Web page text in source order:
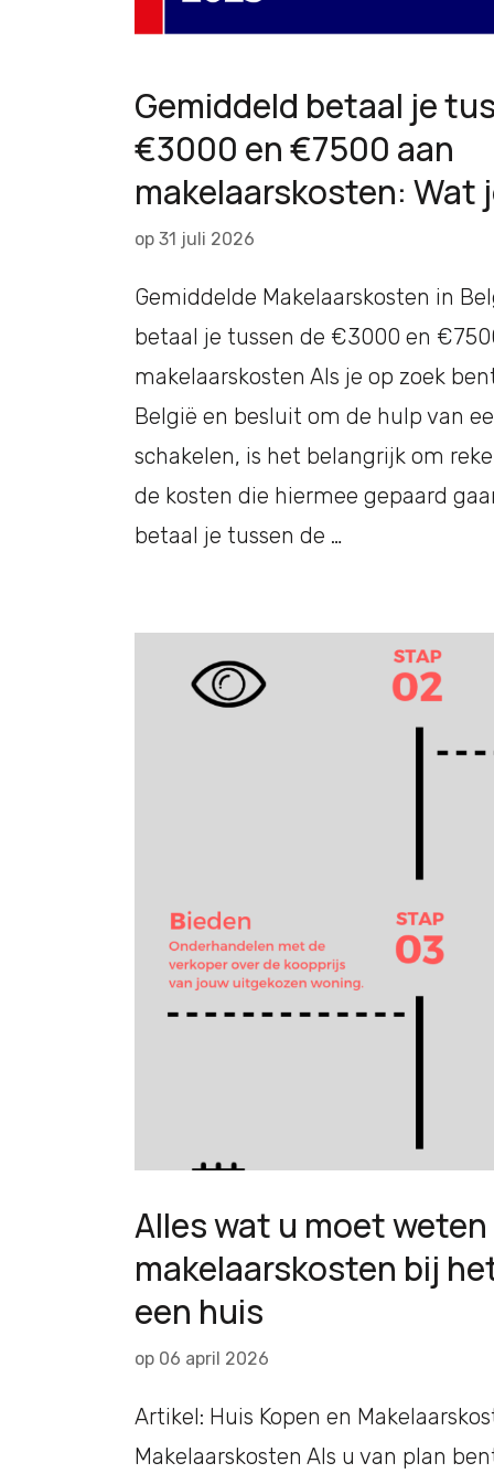
Gemiddeld betaal je
€3000 en €7500 aan
makelaarskosten: Wat
op 31 juli 2026
Gemiddelde Makelaarskosten in
betaal je tussen de €3000 en
makelaarskosten Als je op zoek
België en besluit om de hulp van
schakelen, is het belangrijk om
de kosten die hiermee gepaard
betaal je tussen de …
Alles wat u moet
makelaarskosten bij
een huis
op 06 april 2026
Artikel: Huis Kopen en
Makelaarskosten Als u van plan